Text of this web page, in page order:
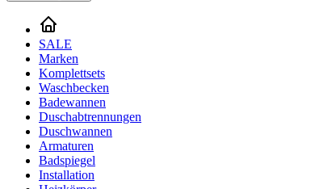
SALE
Marken
Komplettsets
Waschbecken
Badewannen
Duschabtrennungen
Duschwannen
Armaturen
Badspiegel
Installation